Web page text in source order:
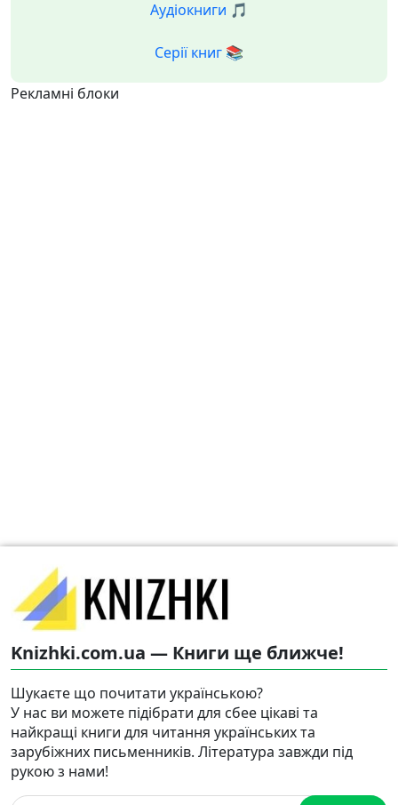
Аудіокниги 🎵
Серії книг 📚
Рекламні блоки
Knizhki.com.ua — Книги ще ближче!
Шукаєте що почитати українською?
У нас ви можете підібрати для сбее цікаві та
найкращі книги для читання українських та
зарубіжних письменників. Література завжди під
рукою з нами!